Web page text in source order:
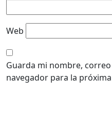
Web
Guarda mi nombre,
navegador para la